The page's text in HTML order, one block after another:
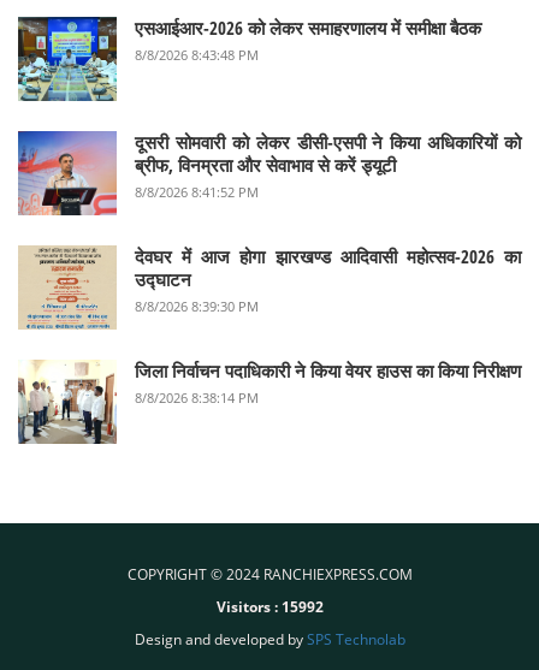
एसआईआर-2026 को लेकर समाहरणालय में समीक्षा बैठक
8/8/2026 8:43:48 PM
दूसरी सोमवारी को लेकर डीसी-एसपी ने किया अधिकारियों को
ब्रीफ, विनम्रता और सेवाभाव से करें ड्यूटी
8/8/2026 8:41:52 PM
देवघर में आज होगा झारखण्ड आदिवासी महोत्सव-2026 का
उद्घाटन
8/8/2026 8:39:30 PM
जिला निर्वाचन पदाधिकारी ने किया वेयर हाउस का किया निरीक्षण
8/8/2026 8:38:14 PM
COPYRIGHT © 2024 RANCHIEXPRESS.COM
Visitors : 15992
Design and developed bySPS Technolab